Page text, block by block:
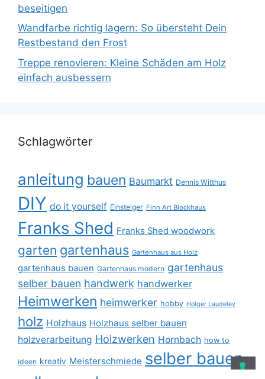
beseitigen
Wandfarbe richtig lagern: So übersteht Dein
Restbestand den Frost
Treppe renovieren: Kleine Schäden am Holz
einfach ausbessern
Schlagwörter
anleitung bauen Baumarkt Dennis Witthus
DIY do it yourself Einsteiger Finn Art Blockhaus
Franks Shed Franks Shed woodwork
garten gartenhaus Gartenhaus aus Holz
gartenhaus bauen Gartenhaus modern gartenhaus
selber bauen handwerk handwerker
Heimwerken heimwerker hobby Holger Laudeley
holz Holzhaus Holzhaus selber bauen
holzverarbeitung Holzwerken Hornbach how to
ideen kreativ Meisterschmiede selber bauen